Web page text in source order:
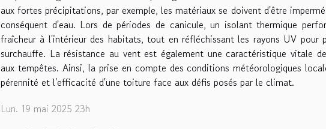
aux fortes précipitations, par exemple, les matériaux se doivent d'être
conséquent d'eau. Lors de périodes de canicule, un isolant thermique
fraîcheur à l'intérieur des habitats, tout en réfléchissant les rayons UV pour
surchauffe. La résistance au vent est également une caractéristique vitale
aux tempêtes. Ainsi, la prise en compte des conditions météorologiques
pérennité et l'efficacité d'une toiture face aux défis posés par le climat.
Lun. 19 mai 2025 23h